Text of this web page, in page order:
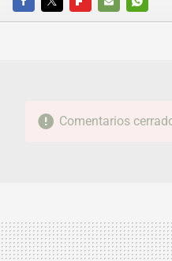
FACEBOOKTWITTERFLIPBOARD
E-
Comentarios